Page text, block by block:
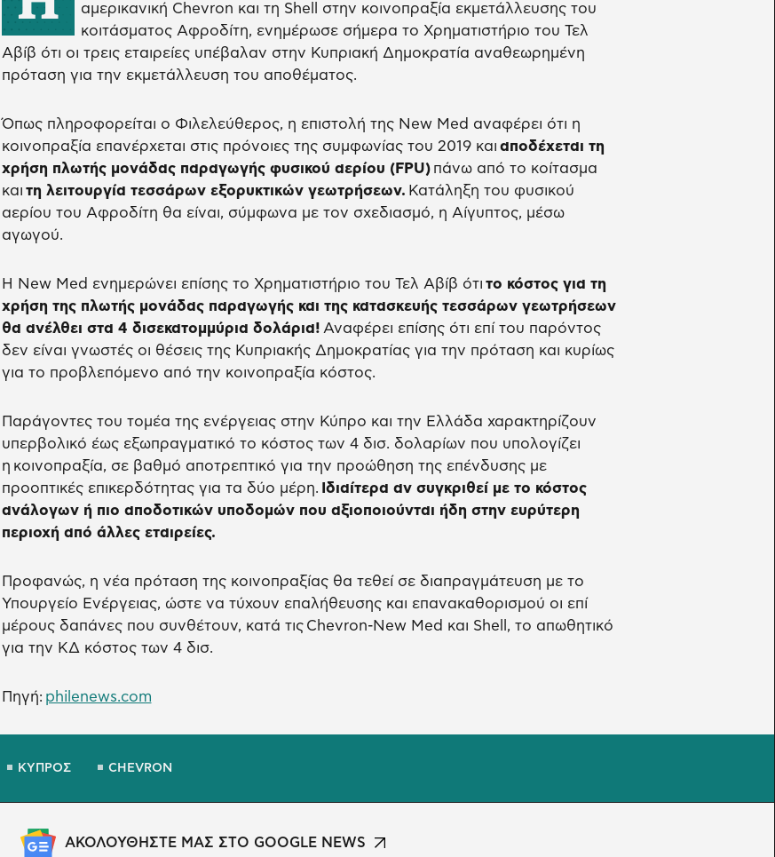
αμερικανική Chevron και τη Shell στην κοινοπραξία εκμετάλλευσης του
κοιτάσματος Αφροδίτη, ενημέρωσε σήμερα το Χρηματιστήριο του Τελ
Αβίβ ότι οι τρεις εταιρείες υπέβαλαν στην Κυπριακή Δημοκρατία αναθεωρημένη
πρόταση για την εκμετάλλευση του αποθέματος.
Όπως πληροφορείται ο Φιλελεύθερος, η επιστολή της New Med αναφέρει ότι η
κοινοπραξία επανέρχεται στις πρόνοιες της συμφωνίας του 2019 και αποδέχεται τη
χρήση πλωτής μονάδας παραγωγής φυσικού αερίου (FPU)πάνω από το κοίτασμα
και τη λειτουργία τεσσάρων εξορυκτικών γεωτρήσεων. Κατάληξη του φυσικού
αερίου του Αφροδίτη θα είναι, σύμφωνα με τον σχεδιασμό, η Αίγυπτος, μέσω
αγωγού.
Η New Med ενημερώνει επίσης το Χρηματιστήριο του Τελ Αβίβ ότι το κόστος για τη
χρήση της πλωτής μονάδας παραγωγής και της κατασκευής τεσσάρων γεωτρήσεων
θα ανέλθει στα 4 δισεκατομμύρια δολάρια! Αναφέρει επίσης ότι επί του παρόντος
δεν είναι γνωστές οι θέσεις της Κυπριακής Δημοκρατίας για την πρόταση και κυρίως
για το προβλεπόμενο από την κοινοπραξία κόστος.
Παράγοντες του τομέα της ενέργειας στην Κύπρο και την Ελλάδα χαρακτηρίζουν
υπερβολικό έως εξωπραγματικό το κόστος των 4 δισ. δολαρίων που υπολογίζει
η κοινοπραξία, σε βαθμό αποτρεπτικό για την προώθηση της επένδυσης με
προοπτικές επικερδότητας για τα δύο μέρη. Ιδιαίτερα αν συγκριθεί με το κόστος
ανάλογων ή πιο αποδοτικών υποδομών που αξιοποιούνται ήδη στην ευρύτερη
περιοχή από άλλες εταιρείες.
Προφανώς, η νέα πρόταση της κοινοπραξίας θα τεθεί σε διαπραγμάτευση με το
Υπουργείο Ενέργειας, ώστε να τύχουν επαλήθευσης και επανακαθορισμού οι επί
μέρους δαπάνες που συνθέτουν, κατά τις Chevron-New Med και Shell, το απωθητικό
για την ΚΔ κόστος των 4 δισ.
Πηγή: philenews.com
ΚΥΠΡΟΣ CHEVRON
ΑΚΟΛΟΥΘΗΣΤΕ ΜΑΣ ΣΤΟ GOOGLE NEWS